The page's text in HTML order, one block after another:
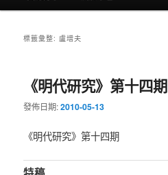
標籤彙整: 盧增夫
《明代研究》第十四期
發佈日期:2010-05-13
《明代研究》第十四期